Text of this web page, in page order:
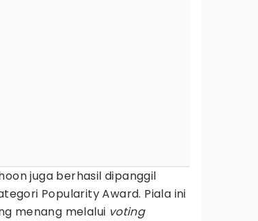
juga berhasil dipanggil
Popularity Award. Piala ini
menang melalui voting